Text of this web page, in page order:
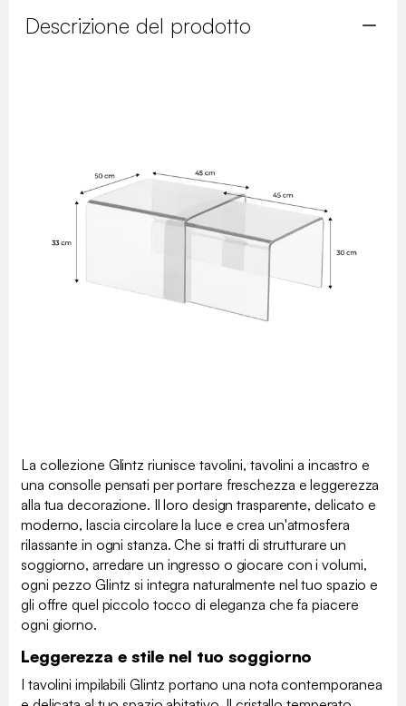
Descrizione del prodotto
La collezione Glintz riunisce tavolini, tavolini a incastro e
una consolle pensati per portare freschezza e leggerezza
alla tua decorazione. Il loro design trasparente, delicato e
moderno, lascia circolare la luce e crea un'atmosfera
rilassante in ogni stanza. Che si tratti di strutturare un
soggiorno, arredare un ingresso o giocare con i volumi,
ogni pezzo Glintz si integra naturalmente nel tuo spazio e
gli offre quel piccolo tocco di eleganza che fa piacere
ogni giorno.
Leggerezza e stile nel tuo soggiorno
I tavolini impilabili Glintz portano una nota contemporanea